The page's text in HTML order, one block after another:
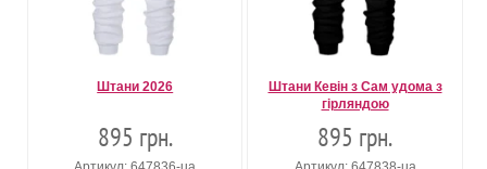
Штани 2026
895 грн.
Артикул: 647836-ua
Штани Кевін з Сам удома з
гірляндою
895 грн.
Артикул: 647838-ua